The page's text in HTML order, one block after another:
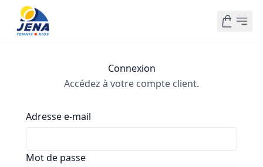
Connexion
Accédez à votre compte client.
Adresse e-mail
Mot de passe